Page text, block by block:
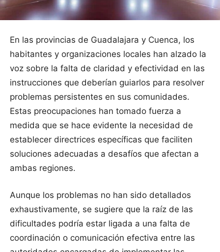
En las provincias de Guadalajara y Cuenca, los
habitantes y organizaciones locales han alzado la
voz sobre la falta de claridad y efectividad en las
instrucciones que deberían guiarlos para resolver
problemas persistentes en sus comunidades.
Estas preocupaciones han tomado fuerza a
medida que se hace evidente la necesidad de
establecer directrices específicas que faciliten
soluciones adecuadas a desafíos que afectan a
ambas regiones.
Aunque los problemas no han sido detallados
exhaustivamente, se sugiere que la raíz de las
dificultades podría estar ligada a una falta de
coordinación o comunicación efectiva entre las